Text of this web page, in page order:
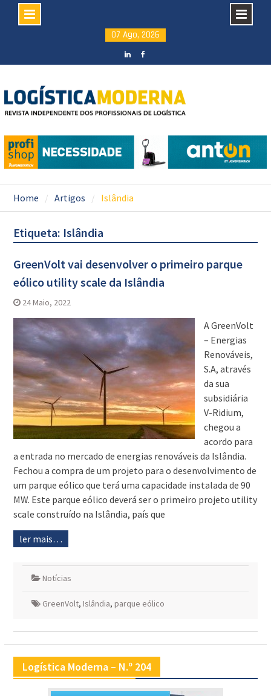
content
07 Ago, 2026
Home Artigos Islândia
Etiqueta: Islândia
GreenVolt vai desenvolver o primeiro parque
eólico utility scale da Islândia
24 Maio, 2022
A GreenVolt
– Energias
Renováveis,
S.A, através
da sua
subsidiária
V-Ridium,
chegou a
acordo para
a entrada no mercado de energias renováveis da Islândia.
Fechou a compra de um projeto para o desenvolvimento de
um parque eólico que terá uma capacidade instalada de 90
MW. Este parque eólico deverá ser o primeiro projeto utility
scale construído na Islândia, país que
ler mais…
Notícias
GreenVolt, Islândia, parque eólico
Logística Moderna – N.º 204